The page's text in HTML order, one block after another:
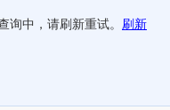
询中，请刷新重试。 刷新